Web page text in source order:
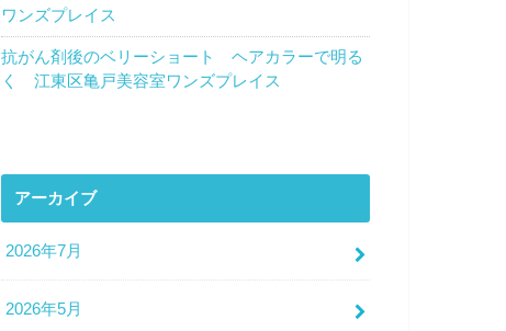
ワンズプレイス
抗がん剤後のベリーショート ヘアカラーで明る
く 江東区亀戸美容室ワンズプレイス
アーカイブ
2026年7月
2026年5月